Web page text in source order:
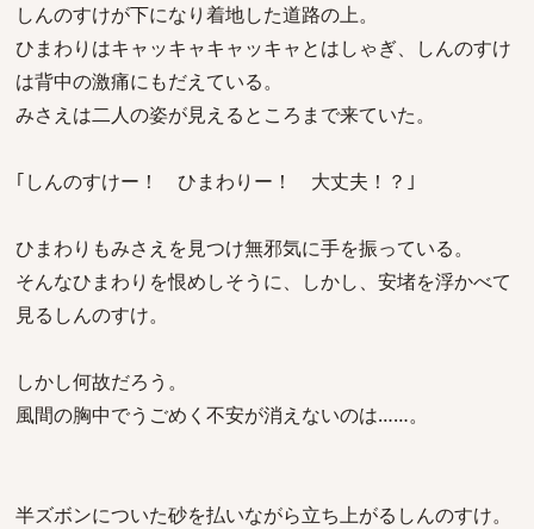
しんのすけが下になり着地した道路の上。
ひまわりはキャッキャキャッキャとはしゃぎ、しんのすけ
は背中の激痛にもだえている。
みさえは二人の姿が見えるところまで来ていた。
｢しんのすけー！ ひまわりー！ 大丈夫！？｣
ひまわりもみさえを見つけ無邪気に手を振っている。
そんなひまわりを恨めしそうに、しかし、安堵を浮かべて
見るしんのすけ。
しかし何故だろう。
風間の胸中でうごめく不安が消えないのは……。
半ズボンについた砂を払いながら立ち上がるしんのすけ。